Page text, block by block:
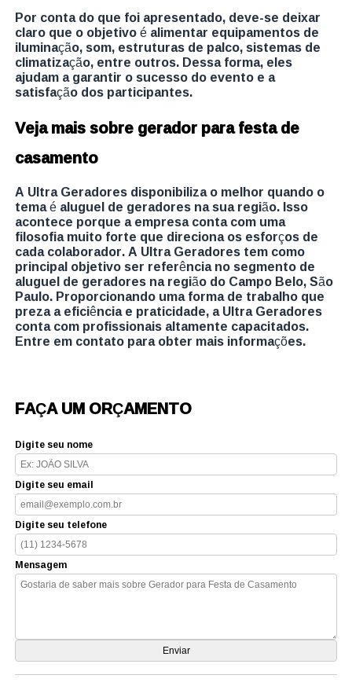
Por conta do que foi apresentado, deve-se deixar
claro que o objetivo é alimentar equipamentos de
iluminação, som, estruturas de palco, sistemas de
climatização, entre outros. Dessa forma, eles
ajudam a garantir o sucesso do evento e a
satisfação dos participantes.
Veja mais sobre gerador para festa de
casamento
A Ultra Geradores disponibiliza o melhor quando o
tema é aluguel de geradores na sua região. Isso
acontece porque a empresa conta com uma
filosofia muito forte que direciona os esforços de
cada colaborador. A Ultra Geradores tem como
principal objetivo ser referência no segmento de
aluguel de geradores na região do Campo Belo, São
Paulo. Proporcionando uma forma de trabalho que
preza a eficiência e praticidade, a Ultra Geradores
conta com profissionais altamente capacitados.
Entre em contato para obter mais informações.
FAÇA UM ORÇAMENTO
Digite seu nome
Digite seu email
Digite seu telefone
Mensagem